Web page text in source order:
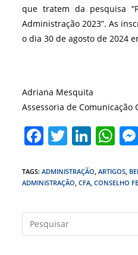
que tratem da pesquisa
Administração 2023”. As
o dia 30 de agosto de 2024
Adriana Mesquita
Assessoria de Comunicação
F
c
e
b
o
T
itt
er
Li
k
e
dI
n
W
at
s
A
p
TAGS:ADMINISTRAÇÃO ARTIGOS
ADMINISTRAÇÃO CFA CONSELHO